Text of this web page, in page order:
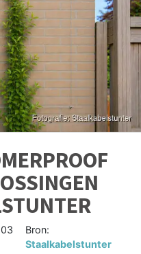
Bron:
Staalkabelstunter